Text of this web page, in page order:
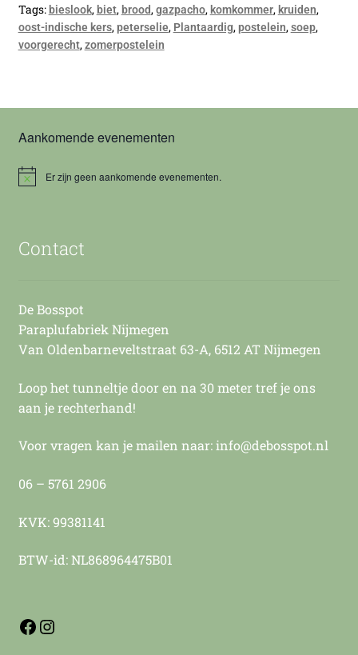
Tags: bieslook, biet, brood,gazpacho, komkommer, kruiden,
oost-indische kers,peterselie, Plantaardig,postelein,soep,
voorgerecht,zomerpostelein
Aankomende evenementen
h
Er zijn geen aankomende evenementen.
Contact
De Bosspot
Paraplufabriek Nijmegen
Van Oldenbarneveltstraat 63-A, 6512 AT Nijmegen
Loop het tunneltje door en na 30 meter tref je ons
aan je rechterhand!
Voor vragen kan je mailen naar: info@debosspot.nl
06 – 5761 2906
KVK: 99381141
BTW-id: NL868964475B01